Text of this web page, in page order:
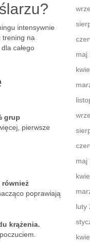
intensywnie
trening na
całego
grup
pierwsze
również
poprawiają
krążenia.
maj
maj
luty